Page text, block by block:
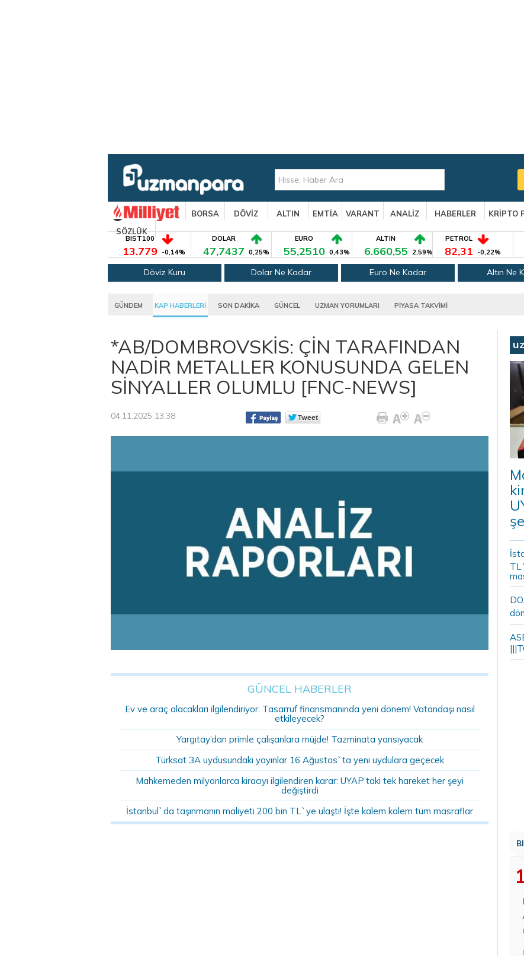
BORSA DÖVİZ ALTIN EMTİA VARANT ANALİZ HABERLER KRİPTO
SÖZLÜK
BIST100
13.779 -0,14%
DOLAR
47,7437 0,25%
EURO
55,2510 0,43%
ALTIN
6.660,55 2,59%
PETROL
82,31 -0,22%
Döviz Kuru Dolar Ne Kadar Euro Ne Kadar Altın Ne
GÜNDEM KAP HABERLERİ SON DAKİKA GÜNCEL UZMAN YORUMLARI PİYASA TAKVİMİ
*AB/DOMBROVSKİS: ÇİN TARAFINDAN
NADİR METALLER KONUSUNDA GELEN
SİNYALLER OLUMLU [FNC-NEWS]
04.11.2025 13:38
GÜNCEL HABERLER
Ev ve araç alacakları ilgilendiriyor: Tasarruf finansmanında yeni dönem! Vatandaşı nasıl
etkileyecek?
Yargıtay’dan primle çalışanlara müjde! Tazminata yansıyacak
Türksat 3A uydusundaki yayınlar 16 Ağustos`ta yeni uydulara geçecek
Mahkemeden milyonlarca kiracıyı ilgilendiren karar: UYAP’taki tek hareket her şeyi
değiştirdi
İstanbul`da taşınmanın maliyeti 200 bin TL`ye ulaştı! İşte kalem kalem tüm masraflar